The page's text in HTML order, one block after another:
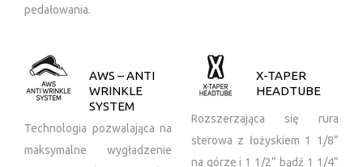
pedałowania.
AWS – ANTI
WRINKLE
SYSTEM
Technologia pozwalająca na
maksymalne wygładzenie
X-TAPER
HEADTUBE
Rozszerzająca się rura
sterowa z łożyskiem 1 1/8”
na górze i 1 1/2” bądź 1 1/4”